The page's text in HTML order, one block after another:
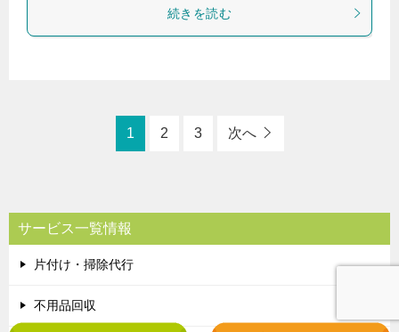
続きを読む
1 2 3 次へ
サービス一覧情報
片付け・掃除代行
不用品回収